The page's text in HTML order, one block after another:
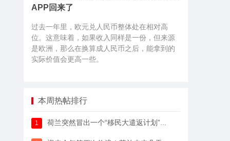
APP回来了
过去一年里，欧元兑人民币整体处在相对高
位。这意味着，如果收入同样是一份，但来源
是欧洲，那么在换算成人民币之后，能拿到的
实际价值会更高一些。
本周热帖排行
1 荷兰突然冒出一个“移民大遣返计划”，64万人已经签字支持